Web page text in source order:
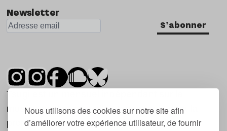
Nous utilisons des cookies sur notre site afin
d’améliorer votre expérience utilisateur, de fournir
Newsletter
S'abonner
Tsugi est un mensuel indépendant sur la
musique et les nouvelles tendances, dont la
première parution date de 2007.